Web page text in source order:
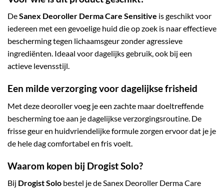
DeSanex Deoroller Derma Care Sensitive is geschikt voor
iedereen met een gevoelige huid die op zoek is naar effectieve
bescherming tegen lichaamsgeur zonder agressieve
ingrediënten. Ideaal voor dagelijks gebruik, ook bij een
actieve levensstijl.
Een milde verzorging voor dagelijkse frisheid
Met deze deoroller voeg je een zachte maar doeltreffende
bescherming toe aan je dagelijkse verzorgingsroutine. De
frisse geur en huidvriendelijke formule zorgen ervoor dat je je
de hele dag comfortabel en fris voelt.
Waarom kopen bij Drogist Solo?
Bij Drogist Solo bestel je de Sanex Deoroller Derma Care